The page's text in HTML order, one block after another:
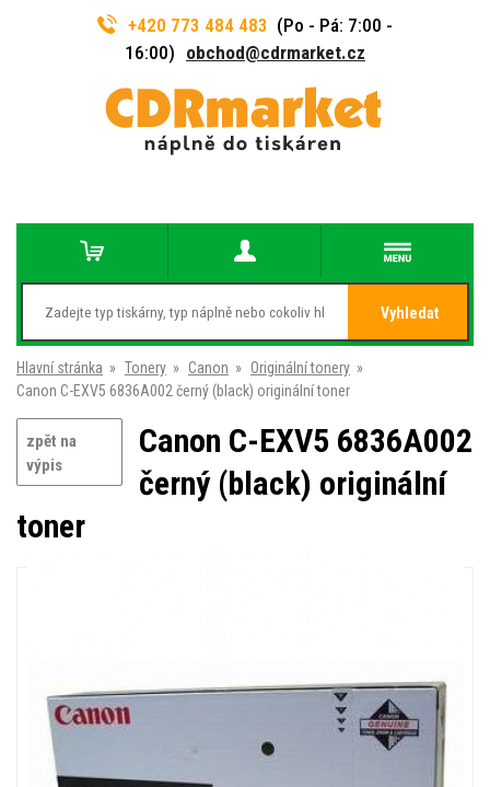
+420 773 484 483 (Po - Pá: 7:00 -
16:00) obchod@cdrmarket.cz
Vyhledat
Hlavní stránka » Tonery » Canon » Originální tonery »
Canon C-EXV5 6836A002 černý (black) originální toner
zpět na
výpis
Canon C-EXV5 6836A002
černý (black) originální
toner